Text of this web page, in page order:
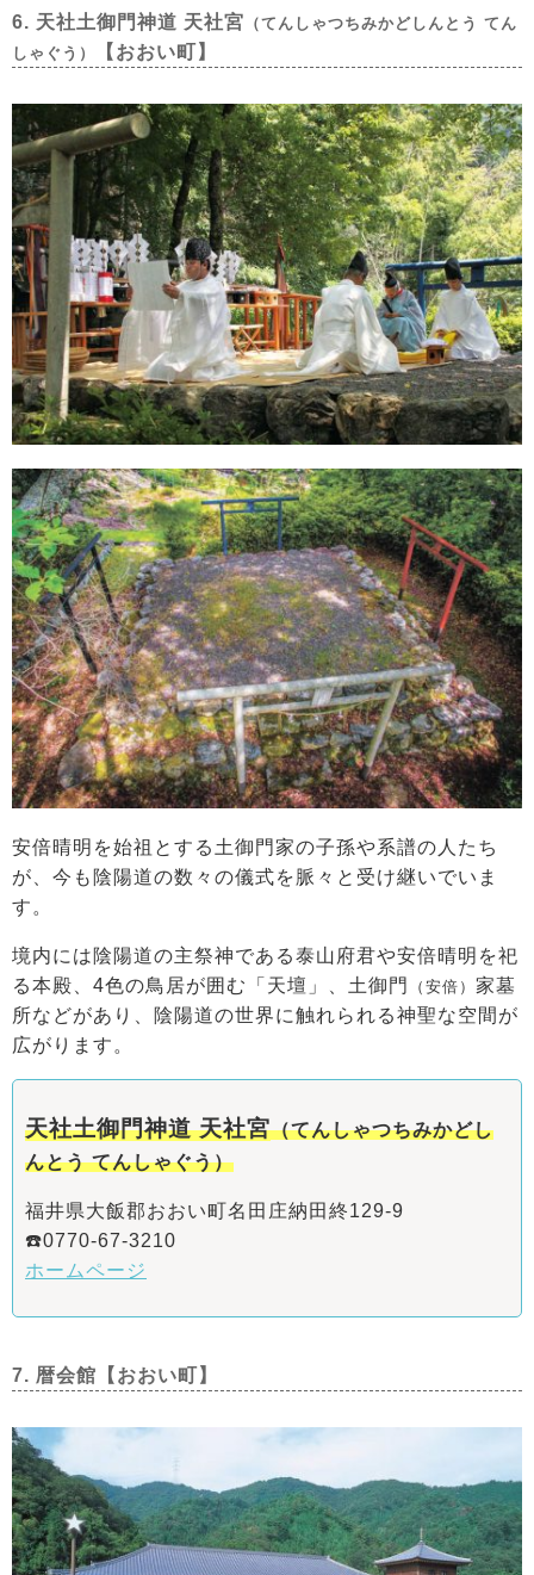
6. 天社土御門神道 天社宮 （てんしゃつちみかどしんとう てん
しゃぐう）
【おおい町】
安倍晴明を始祖とする土御門家の子孫や系譜の人たち
が、今も陰陽道の数々の儀式を脈々と受け継いでいま
す。
境内には陰陽道の主祭神である泰山府君や安倍晴明を祀
る本殿、4色の鳥居が囲む「天壇」、土御門
（安倍） 家墓
所などがあり、陰陽道の世界に触れられる神聖な空間が
広がります。
天社土御門神道 天社宮（てんしゃつちみかどし
んとう てんしゃぐう）
福井県大飯郡おおい町名田庄納田終129-9
☎️0770-67-3210
ホームページ
7. 暦会館【おおい町】